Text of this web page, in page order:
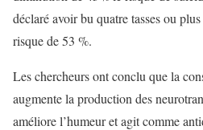
déclaré avoir bu quatre tasses ou
risque de 53 %.
Les chercheurs ont conclu que la
augmente la production des
améliore l’humeur et agit comme